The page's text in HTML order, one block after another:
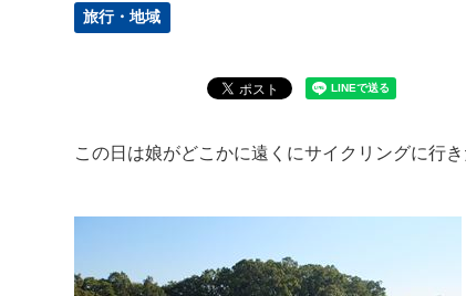
旅行・地域
この日は娘がどこかに遠くにサイクリングに行